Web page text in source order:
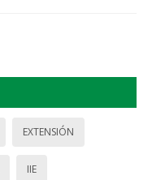
EXTENSIÓN
IIE